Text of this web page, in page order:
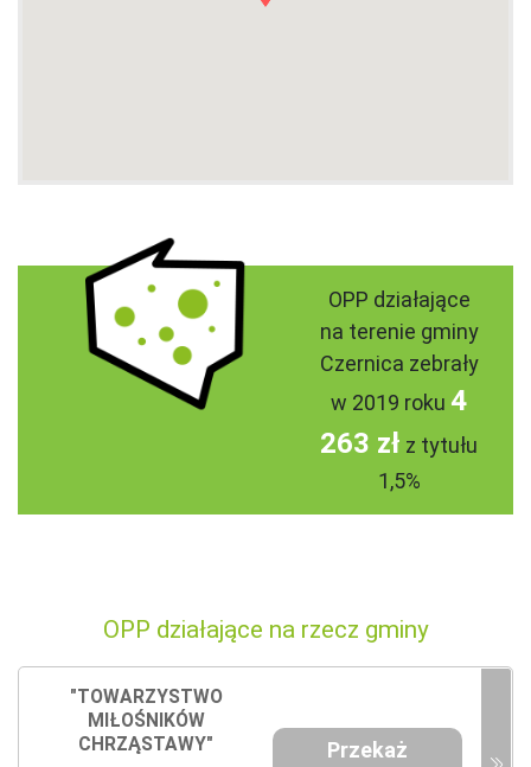
OPP działające
na terenie gminy
Czernica zebrały
w 2019 roku 4
263 zł z tytułu
1,5%
OPP działające na rzecz gminy
"TOWARZYSTWO
MIŁOŚNIKÓW
CHRZĄSTAWY"
Przekaż